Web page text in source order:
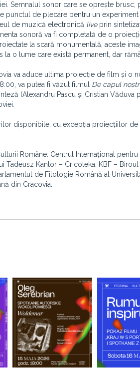
Semnalul sonor care se oprește
punctul de plecare pentru un
de muzică electronică liveprin
sonoră va fi completată de o
la scară monumentală, aceste
o lume care există permanent, dar
va aduce ultima proiecție de film și o
va putea fi văzut filmul De capul
(Alexandru Pascu și Cristian
disponibile, cu excepția proiecțiilor de
Române: Centrul Internațional
Tadeusz Kantor – Cricoteka, KBF –
de Filologie Română al
din Cracovia.